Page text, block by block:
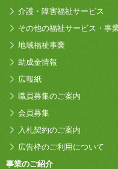
介護・障害福祉サービス
その他の福祉サービス・事
地域福祉事業
助成金情報
広報紙
職員募集のご案内
会員募集
入札契約のご案内
広告枠のご利用について
事業のご紹介